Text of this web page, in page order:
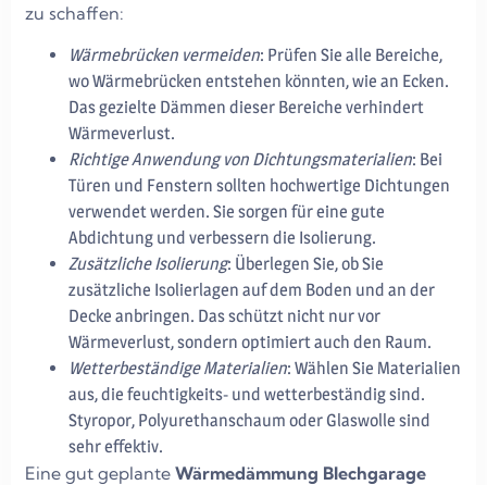
zu schaffen:
Wärmebrücken vermeiden: Prüfen Sie alle Bereiche,
wo Wärmebrücken entstehen könnten, wie an Ecken.
Das gezielte Dämmen dieser Bereiche verhindert
Wärmeverlust.
Richtige Anwendung von Dichtungsmaterialien: Bei
Türen und Fenstern sollten hochwertige Dichtungen
verwendet werden. Sie sorgen für eine gute
Abdichtung und verbessern die Isolierung.
Zusätzliche Isolierung: Überlegen Sie, ob Sie
zusätzliche Isolierlagen auf dem Boden und an der
Decke anbringen. Das schützt nicht nur vor
Wärmeverlust, sondern optimiert auch den Raum.
Wetterbeständige Materialien: Wählen Sie Materialien
aus, die feuchtigkeits- und wetterbeständig sind.
Styropor, Polyurethanschaum oder Glaswolle sind
sehr effektiv.
Eine gut geplante Wärmedämmung Blechgarage